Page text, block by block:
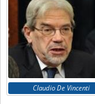
Claudio De Vincenti